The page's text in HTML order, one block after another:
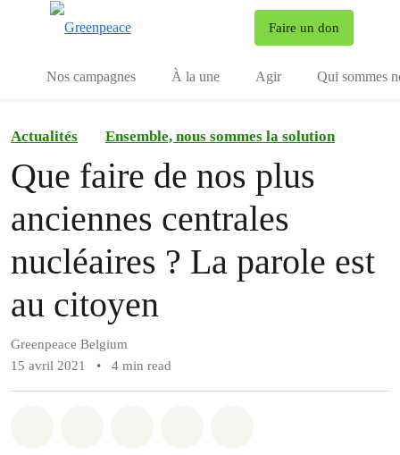
Faire un don
Nos campagnes À la une Agir Qui sommes
Actualités Ensemble, nous sommes la solution
Que faire de nos plus
anciennes centrales
nucléaires ? La parole est
au citoyen
Greenpeace Belgium
15 avril 2021
• 4 min read